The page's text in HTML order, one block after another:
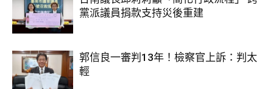
黨派議員捐款支持災後重建
郭信良一審判13年！檢察官上訴：判太
輕